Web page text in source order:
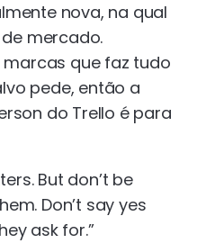
nova, na qual
mercado.
que faz tudo
pede, então a
do Trello é para
But don’t be
Don’t say yes
ask for.”